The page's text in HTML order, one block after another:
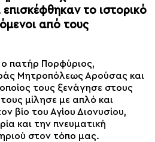
επισκέφθηκαν το ιστορικό
από τους
πατήρ Πορφύριος,
Μητροπόλεως Αρούσας και
τους ξενάγησε στους
μίλησε με απλό και
βίο του Αγίου Διονυσίου,
και την πνευματική
στον τόπο μας.